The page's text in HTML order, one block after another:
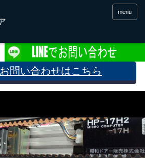
menu
問い合わせはこちら